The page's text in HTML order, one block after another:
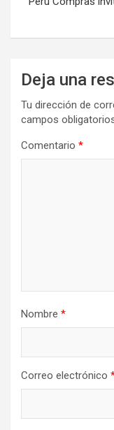
Deja una
Tu dirección de
campos
Comentario *
Nombre *
Correo electrónico